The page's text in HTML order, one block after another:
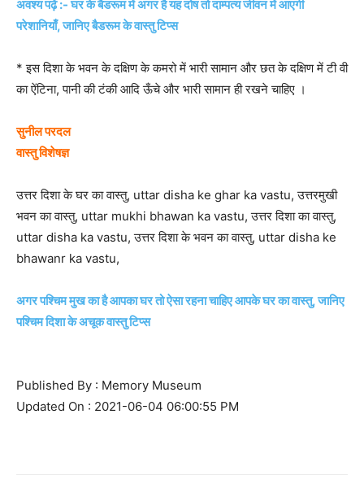
अवश्य पढ़ें :- घर के बैडरूम में अगर है यह दोष तो दाम्पत्य जीवन में आएगी
परेशानियाँ, जानिए बैडरूम के वास्तु टिप्स
* इस दिशा के भवन के दक्षिण के कमरो में भारी सामान और छत के दक्षिण में टी वी
का ऐंटिना, पानी की टंकी आदि ऊँचे और भारी सामान ही रखने चाहिए ।
सुनील परदल
वास्तु विशेषज्ञ
उत्तर दिशा के घर का वास्तु, uttar disha ke ghar ka vastu, उत्तरमुखी
भवन का वास्तु, uttar mukhi bhawan ka vastu, उत्तर दिशा का वास्तु,
uttar disha ka vastu, उत्तर दिशा के भवन का वास्तु, uttar disha ke
bhawanr ka vastu,
अगर पश्चिम मुख का है आपका घर तो ऐसा रहना चाहिए आपके घर का वास्तु, जानिए
पश्चिम दिशा के अचूक वास्तु टिप्स
Published By : Memory Museum
Updated On : 2021-06-04 06:00:55 PM